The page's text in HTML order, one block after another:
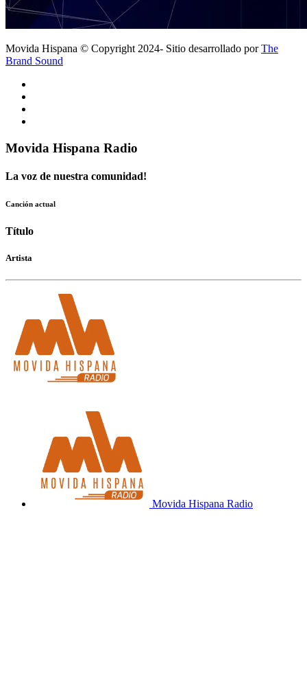
Movida Hispana © Copyright 2024- Sitio desarrollado porThe
Brand Sound
Movida Hispana Radio
La voz de nuestra comunidad!
Canción actual
Título
Artista
Movida Hispana Radio